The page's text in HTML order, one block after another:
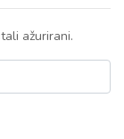
ažurirani.